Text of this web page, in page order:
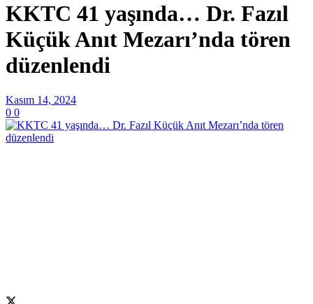
KKTC 41 yaşında… Dr. Fazıl
Küçük Anıt Mezarı’nda tören
düzenlendi
Kasım 14, 2024
0 0